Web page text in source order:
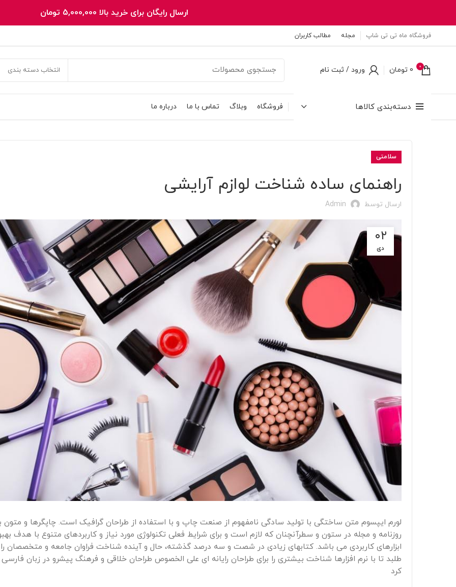
فروشگاه ماه تی تی شاپ مجله مطالب کاربران
0
0 تومان ورود / ثبت نام انتخاب دسته بندی
دسته‌بندی کالاها فروشگاه وبلاگ تماس با ما درباره ما
سلامتی
راهنمای ساده شناخت لوازم آرایشی
ارسال توسط Admin
۰۲
دی
لورم ایپسوم متن ساختگی با تولید سادگی نامفهوم از صنعت چاپ و با استفاده از طراحان گرافیک است. چاپگرها و متون
روزنامه و مجله در ستون و سطرآنچنان که لازم است و برای شرایط فعلی تکنولوژی مورد نیاز و کاربردهای متنوع با هدف
ابزارهای کاربردی می باشد. کتابهای زیادی در شصت و سه درصد گذشته، حال و آینده شناخت فراوان جامعه و متخصصان
طلبد تا با نرم افزارها شناخت بیشتری را برای طراحان رایانه ای علی الخصوص طراحان خلاقی و فرهنگ پیشرو در زبان فارسی
کرد
ارسال رایگان برای خرید بالا 5,000,000 تومان